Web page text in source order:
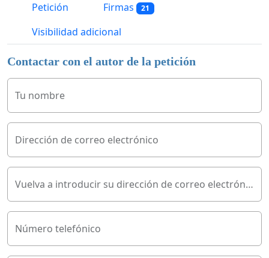
Petición Firmas 21
Visibilidad adicional
Contactar con el autor de la petición
Tu nombre
Dirección de correo electrónico
Vuelva a introducir su dirección de correo electrónico
Número telefónico